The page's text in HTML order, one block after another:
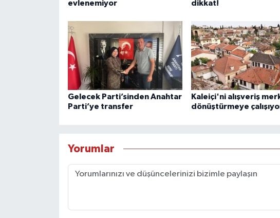
evlenemiyor
dikkat!
Gelecek Parti’sinden Anahtar
Parti’ye transfer
Kaleiçi'ni alışveriş
dönüştürmeye
Yorumlar